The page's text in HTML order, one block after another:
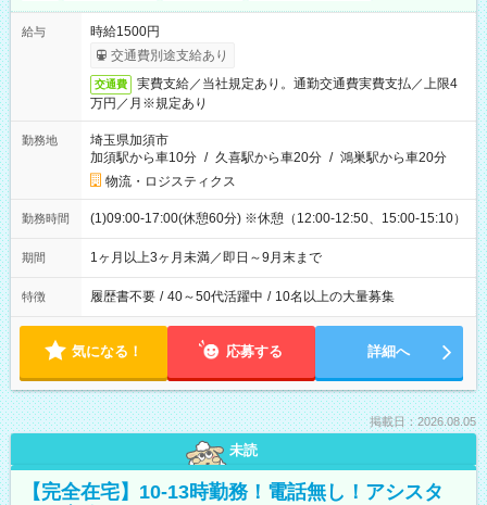
給与
時給1500円
交通費別途支給あり
交通費
実費支給／当社規定あり。通勤交通費実費支払／上限4
万円／月※規定あり
勤務地
埼玉県加須市
加須駅から車10分 / 久喜駅から車20分 / 鴻巣駅から車20分
物流・ロジスティクス
勤務時間 (1)09:00-17:00(休憩60分) ※休憩（12:00-12:50、15:00-15:10）
期間 1ヶ月以上3ヶ月未満／即日～9月末まで
特徴 履歴書不要 / 40～50代活躍中 / 10名以上の大量募集
気になる！ 応募する 詳細へ
掲載日：2026.08.05
未読
【完全在宅】10-13時勤務！電話無し！アシスタ